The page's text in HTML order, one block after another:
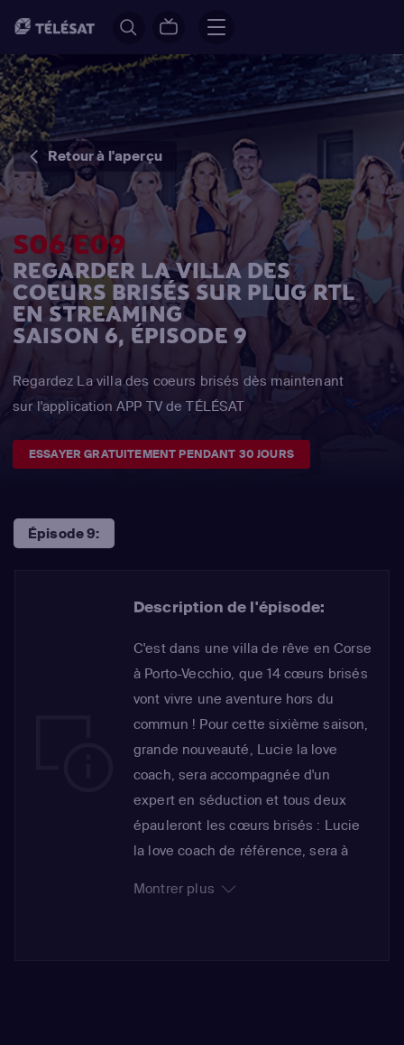
Retour à l'aperçu
S06 E09
REGARDER LA VILLA DES
COEURS BRISÉS SUR PLUG RTL
EN STREAMING
SAISON 6, ÉPISODE 9
Regardez La villa des coeurs brisés dès maintenant
sur l'application APP TV de TÉLÉSAT
ESSAYER GRATUITEMENT PENDANT 30 JOURS
Épisode 9:
Description de l'épisode:
C'est dans une villa de rêve en Corse
à Porto-Vecchio, que 14 cœurs brisés
vont vivre une aventure hors du
commun ! Pour cette sixième saison,
grande nouveauté, Lucie la love
coach, sera accompagnée d'un
expert en séduction et tous deux
épauleront les cœurs brisés : Lucie
la love coach de référence, sera à
cœurs brisés dans leur
Montrer plus